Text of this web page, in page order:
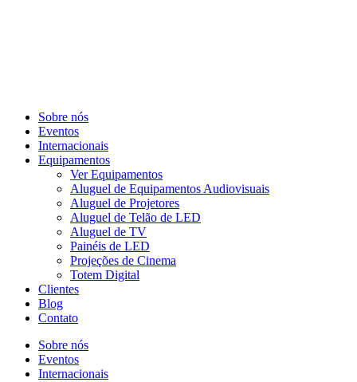
Sobre nós
Eventos
Internacionais
Equipamentos
Ver Equipamentos
Aluguel de Equipamentos Audiovisuais
Aluguel de Projetores
Aluguel de Telão de LED
Aluguel de TV
Painéis de LED
Projeções de Cinema
Totem Digital
Clientes
Blog
Contato
Sobre nós
Eventos
Internacionais